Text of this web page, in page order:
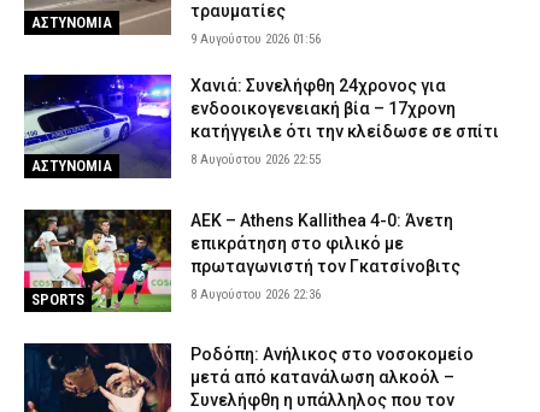
ΑΣΤΥΝΟΜΙΑ
τραυματίες
9 Αυγούστου 2026 01:56
ΑΣΤΥΝΟΜΙΑ
Χανιά: Συνελήφθη 24χρονος για
ενδοοικογενειακή βία – 17χρονη
κατήγγειλε ότι την κλείδωσε σε σπίτι
8 Αυγούστου 2026 22:55
SPORTS
ΑΕΚ – Athens Kallithea 4-0: Άνετη
επικράτηση στο φιλικό με
πρωταγωνιστή τον Γκατσίνοβιτς
8 Αυγούστου 2026 22:36
Ροδόπη: Ανήλικος στο νοσοκομείο
μετά από κατανάλωση αλκοόλ –
Συνελήφθη η υπάλληλος που τον